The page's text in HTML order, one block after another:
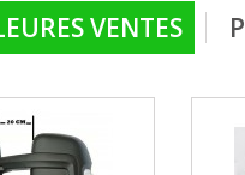
VENTES